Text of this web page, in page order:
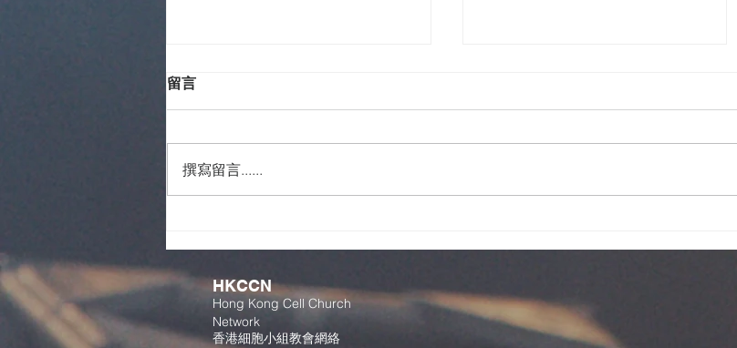
到整個宣教工場
以真理的大能轉化不同文化》
留言
撰寫留言......
HKCCN
Hong Kong Cell Church
Network
香港細胞小組教會網絡